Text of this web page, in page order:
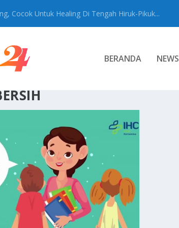
Cocok Untuk Healing Di Tengah Hiruk-Pikuk...
BERANDA NEWS